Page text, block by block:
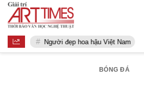
Người đẹp hoa hậu Việt Nam
BÓNG ĐÁ